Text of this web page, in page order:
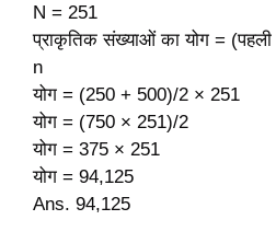
N = 251
प्राकृतिक संख्याओं का योग =
n
योग = (250 + 500)/2 × 251
योग = (750 × 251)/2
योग = 375 × 251
योग = 94,125
Ans. 94,125